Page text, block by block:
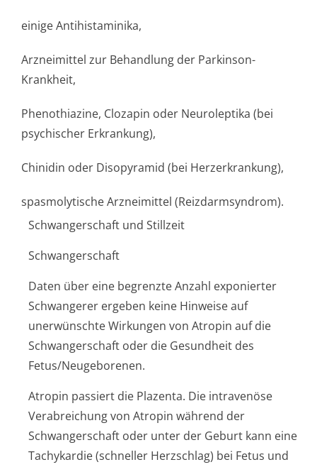
einige Antihistaminika,
Arzneimittel zur Behandlung der Parkinson-
Krankheit,
Phenothiazine, Clozapin oder Neuroleptika (bei
psychischer Erkrankung),
Chinidin oder Disopyramid (bei Herzerkrankung),
spasmolytische Arzneimittel (Reizdarmsyndrom).
Schwangerschaft und Stillzeit
Schwangerschaft
Daten über eine begrenzte Anzahl exponierter
Schwangerer ergeben keine Hinweise auf
unerwünschte Wirkungen von Atropin auf die
Schwangerschaft oder die Gesundheit des
Fetus/Neugeborenen.
Atropin passiert die Plazenta. Die intravenöse
Verabreichung von Atropin während der
Schwangerschaft oder unter der Geburt kann eine
Tachykardie (schneller Herzschlag) bei Fetus und